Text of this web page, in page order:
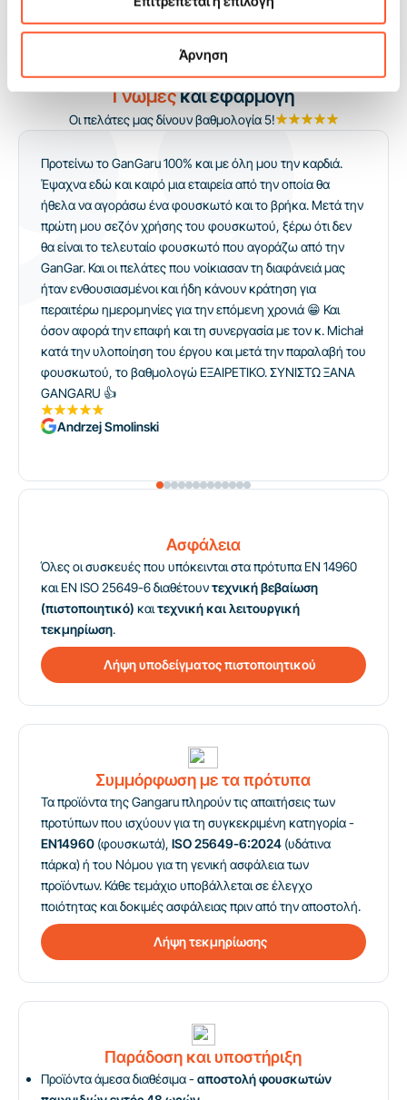
Άρνηση
attraction. Ο animator μπορεί να επικεντρωθεί στην ουρά και στον
χρόνο εισόδων αντί να καθοδηγεί το παιχνίδι. Είναι μια λογική
επιλογή για εταιρείες που θέλουν να αυξήσουν τον αριθμό
αναθέσεων με μία συσκευή που πουλιέται εύκολα.
Γνώμεςκαι εφαρμογή
Οι πελάτες μας δίνουν βαθμολογία 5!
Προτείνω το GanGaru 100% και με όλη μου την καρδιά.
Έψαχνα εδώ και καιρό μια εταιρεία από την οποία θα
ήθελα να αγοράσω ένα φουσκωτό και το βρήκα. Μετά την
πρώτη μου σεζόν χρήσης του φουσκωτού, ξέρω ότι δεν
θα είναι το τελευταίο φουσκωτό που αγοράζω από την
GanGar. Και οι πελάτες που νοίκιασαν τη διαφάνειά μας
ήταν ενθουσιασμένοι και ήδη κάνουν κράτηση για
περαιτέρω ημερομηνίες για την επόμενη χρονιά 😁 Και
όσον αφορά την επαφή και τη συνεργασία με τον κ. Michał
κατά την υλοποίηση του έργου και μετά την παραλαβή του
φουσκωτού, το βαθμολογώ ΕΞΑΙΡΕΤΙΚΟ. ΣΥΝΙΣΤΩ ΞΑΝΑ
GANGARU 👍
Andrzej Smolinski
Ασφάλεια
Όλες οι συσκευές που υπόκεινται στα πρότυπα EN 14960
και EN ISO 25649-6 διαθέτουντεχνική βεβαίωση
(πιστοποιητικό) καιτεχνική και λειτουργική
τεκμηρίωση.
Λήψη υποδείγματος πιστοποιητικού
Συμμόρφωση με τα πρότυπα
Τα προϊόντα της Gangaru πληρούν τις απαιτήσεις των
προτύπων που ισχύουν για τη συγκεκριμένη κατηγορία -
EN14960 (φουσκωτά), ISO 25649-6:2024 (υδάτινα
πάρκα) ή του Νόμου για τη γενική ασφάλεια των
προϊόντων. Κάθε τεμάχιο υποβάλλεται σε έλεγχο
ποιότητας και δοκιμές ασφάλειας πριν από την αποστολή.
Λήψη τεκμηρίωσης
Παράδοση και υποστήριξη
Προϊόντα άμεσα διαθέσιμα -αποστολή φουσκωτών